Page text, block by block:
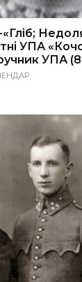
УПА
УПА